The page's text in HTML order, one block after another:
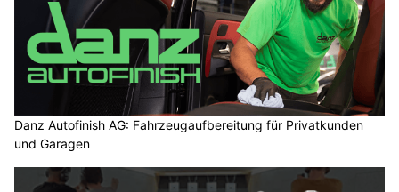
Danz Autofinish AG: Fahrzeugaufbereitung für Privatkunden
und Garagen